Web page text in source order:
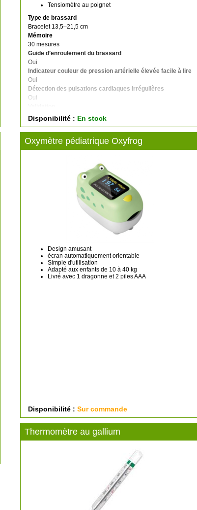
Tensiomètre au poignet
Type de brassard
Bracelet 13,5–21,5 cm
Mémoire
30 mesures
Guide d’enroulement du brassard
Oui
Indicateur couleur de pression artérielle élevée facile à lire
Oui
Détection des pulsations cardiaques irrégulières
Oui
Validation clinique
Technologie Intellisense
Oui
Étui de rangement inclus
Oui
Dimensions de l'article (mm)
Contenu de l’emballage
Tensiomètre RS2
carnet de pression artérielle
Disponibilité : En stock
Oxymètre pédiatrique Oxyfrog
Design amusant
écran automatiquement orientable
Simple d'utilisation
Adapté aux enfants de 10 à 40 kg
Livré avec 1 dragonne et 2 piles AAA
Disponibilité : Sur commande
Thermomètre au gallium